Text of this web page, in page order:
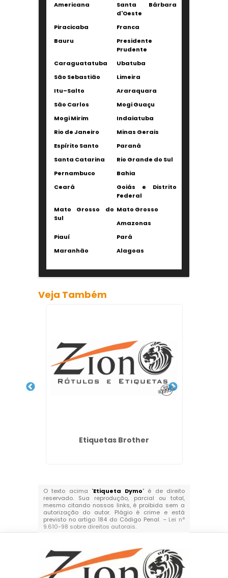
Americana
Santa Bárbara
d'Oeste
Piracicaba
Franca
Bauru
Presidente
Prudente
Caraguatatuba
Ubatuba
São Sebastião
Limeira
Itu–Salto
Araraquara
São Carlos
Mogi Guaçu
Mogi Mirim
Indaiatuba
Rio de Janeiro
Minas Gerais
Espírito Santo
Paraná
Santa Catarina
Rio Grande do Sul
Pernambuco
Bahia
Ceará
Goiás e Distrito
Federal
Mato Grosso do
Sul
Mato Grosso
Amazonas
Piauí
Pará
Maranhão
Alagoas
Veja Também
Etiquetas Brother
O texto acima "Etiqueta Dymo" é de direito
reservado. Sua reprodução, parcial ou total,
mesmo citando nossos links, é proibida sem a
autorização do autor. Plágio é crime e está
previsto no artigo 184 do Código Penal. – Lei n°
9.610-98 sobre direitos autorais.